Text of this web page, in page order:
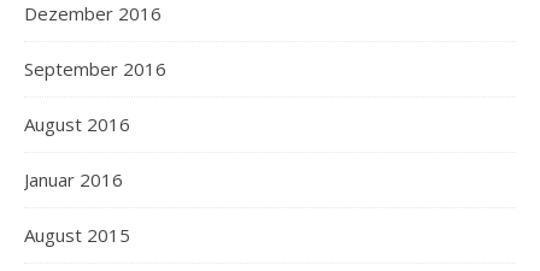
Dezember 2016
September 2016
August 2016
Januar 2016
August 2015